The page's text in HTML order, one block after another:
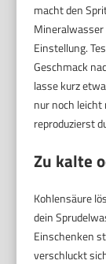
macht den
Einstellung.
Geschmack
lasse kurz
nur noch leicht
reproduzierst
Zu kalte
Kohlensäure
dein
Einschenken
verschluckt